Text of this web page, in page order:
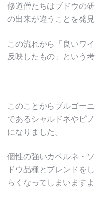
修道僧たちはブドウの
の出来が違うことを発見
この流れから「良いワ
反映したもの」という
このことからブルゴー
であるシャルドネやピ
になりました。
個性の強いカベルネ・
ドウ品種とブレンドを
らくなってしまいますよ